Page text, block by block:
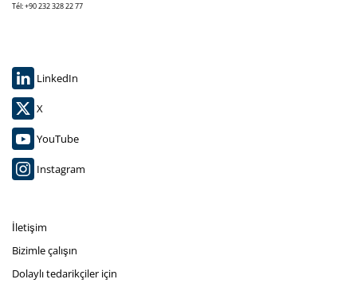
Tél: +90 232 328 22 77
LinkedIn
X
YouTube
Instagram
İletişim
Bizimle çalışın
Dolaylı tedarikçiler için